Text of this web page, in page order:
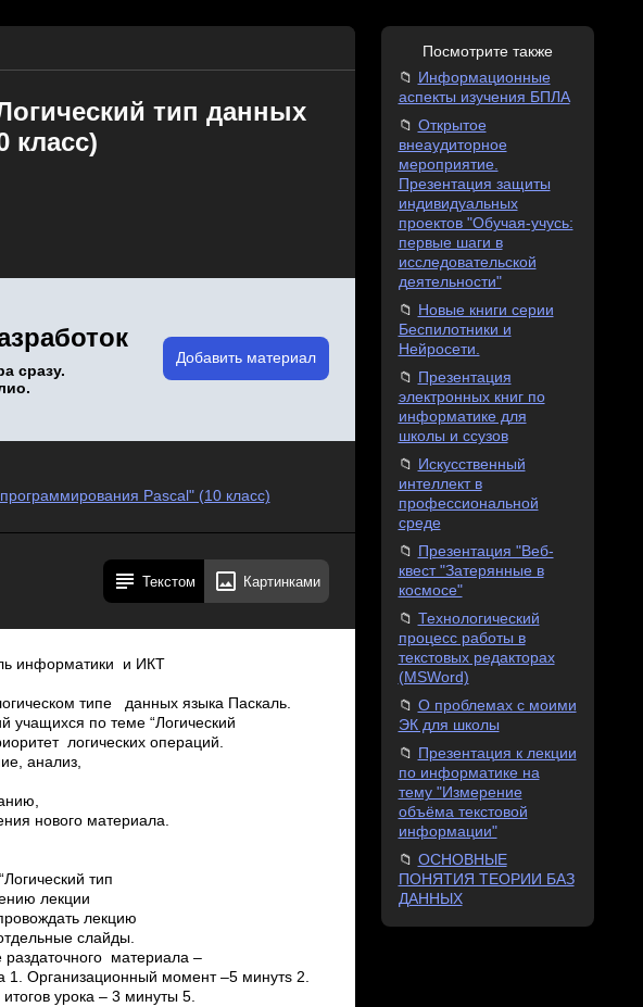
тип данных
класс)
сразу.
Добавить материал
Pascal" (10 класс)
Текстом Картинками
информатики и ИКТ
типе данных языка Паскаль.
учащихся по теме “Логический
логических операций.
анализ,
нового материала.
тип
лекции
лекцию
слайды.
материала –
1. Организационный момент –5 минутs 2.
урока – 3 минуты 5.
Посмотрите также
Информационные
аспекты изучения БПЛА
Открытое
внеаудиторное
мероприятие.
Презентация защиты
индивидуальных
проектов "Обучая-учусь:
первые шаги в
исследовательской
деятельности"
Новые книги серии
Беспилотники и
Нейросети.
Презентация
электронных книг по
информатике для
школы и ссузов
Искусственный
интеллект в
профессиональной
среде
Презентация "Веб-
квест "Затерянные в
космосе"
Технологический
процесс работы в
текстовых редакторах
(MSWord)
О проблемах с моими
ЭК для школы
Презентация к лекции
по информатике на
тему "Измерение
объёма текстовой
информации"
ОСНОВНЫЕ
ПОНЯТИЯ ТЕОРИИ БАЗ
ДАННЫХ